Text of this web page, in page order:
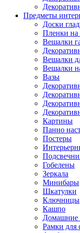
Предметы
Доски
Пленки на
Вешалки
Вешалки
Вешалки
Вазы
Картины
Панно
Постеры
Гобелены
Зеркала
Минибары
Шкатулки
Ключницы
Кашпо
Домашние
Рамки для